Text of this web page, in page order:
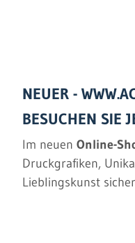
NEUER -
BESUCHEN SIE
Im neuen Online-
Druckgrafiken,
Lieblingskunst